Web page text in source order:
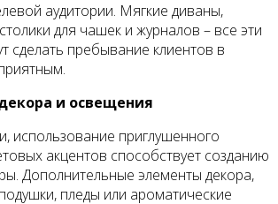
аудитории. Мягкие диваны,
для чашек и журналов – все эти
сделать пребывание клиентов в
и освещения
использование приглушенного
акцентов способствует созданию
Дополнительные элементы декора,
пледы или ароматические